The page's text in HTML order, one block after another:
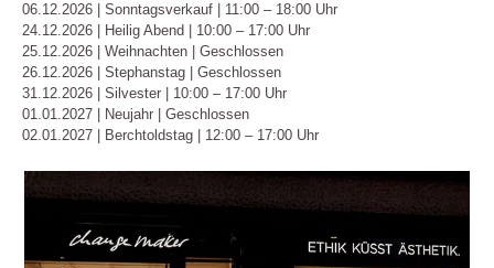
06.12.2026 | Sonntagsverkauf | 11:00 – 18:00 Uhr
24.12.2026 | Heilig Abend | 10:00 – 17:00 Uhr
25.12.2026 | Weihnachten | Geschlossen
26.12.2026 | Stephanstag | Geschlossen
31.12.2026 | Silvester | 10:00 – 17:00 Uhr
01.01.2027 | Neujahr | Geschlossen
02.01.2027 | Berchtoldstag | 12:00 – 17:00 Uhr